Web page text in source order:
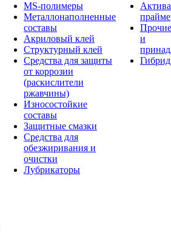
MS-полимеры
Металлонаполненные
составы
Акриловый клей
Структурный клей
Средства для защиты
от коррозии
(раскислители
ржавчины)
Износостойкие
составы
Защитные смазки
Средства для
обезжиривания и
очистки
Лубрикаторы
и